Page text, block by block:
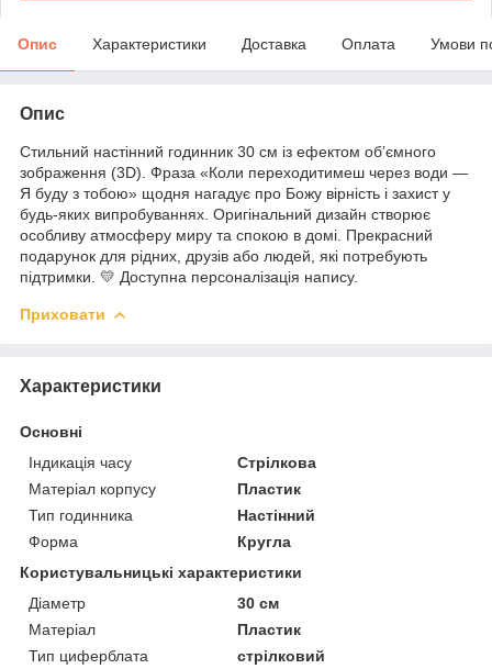
Опис Характеристики Доставка Оплата Умови
Опис
Стильний настінний годинник 30 см із ефектом об’ємного
зображення (3D). Фраза «Коли переходитимеш через води —
Я буду з тобою» щодня нагадує про Божу вірність і захист у
будь-яких випробуваннях. Оригінальний дизайн створює
особливу атмосферу миру та спокою в домі. Прекрасний
подарунок для рідних, друзів або людей, які потребують
підтримки. 💛 Доступна персоналізація напису.
Приховати
Характеристики
Основні
Індикація часу
Стрілкова
Матеріал корпусу
Пластик
Тип годинника
Настінний
Форма
Кругла
Користувальницькі характеристики
Діаметр
30 см
Матеріал
Пластик
Тип циферблата
стрілковий